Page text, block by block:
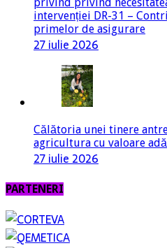
intervenției DR-31 –
primelor de asigurare
27 iulie 2026
Călătoria unei tinere
agricultura cu valoare
27 iulie 2026
PARTENERI